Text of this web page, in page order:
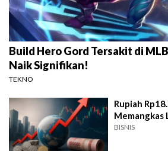
Build Hero Gord Tersakit di
Naik Signifikan!
TEKNO
Rupiah
Memangkas
BISNIS